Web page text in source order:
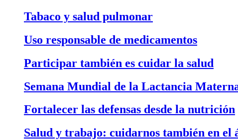
Tabaco y salud pulmonar
Uso responsable de medicamentos
Participar también es cuidar la salud
Semana Mundial de la Lactancia
Fortalecer las defensas desde la nutrición
Salud y trabajo: cuidarnos también en el